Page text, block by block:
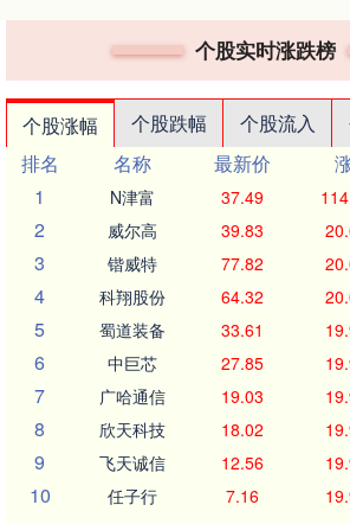
个股实时涨跌榜
个股涨幅 个股跌幅 个股流入
排名
名称 最新价
1
N津富 37.49
2 威尔高 39.83
3 锴威特 77.82
4 科翔股份 64.32
5 蜀道装备 33.61
6 中巨芯 27.85
7 广哈通信 19.03
8 欣天科技 18.02
9 飞天诚信 12.56
10 任子行 7.16